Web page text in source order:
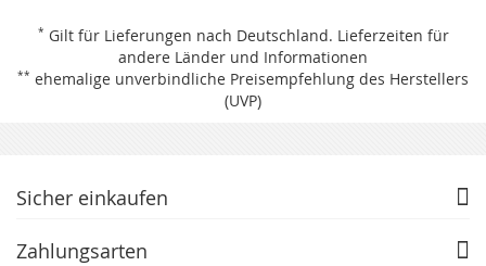
* Gilt für Lieferungen nach Deutschland. Lieferzeiten für
andere Länder und Informationen
** ehemalige unverbindliche Preisempfehlung des Herstellers
(UVP)
Sicher einkaufen
Zahlungsarten